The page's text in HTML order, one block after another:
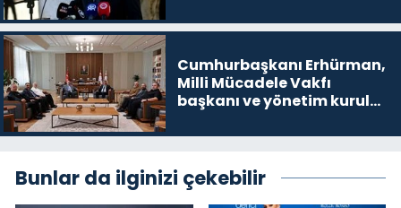
Cumhurbaşkanı Erhürman,
Milli Mücadele Vakfı
başkanı ve yönetim kurulu
Bunlar da ilginizi çekebilir